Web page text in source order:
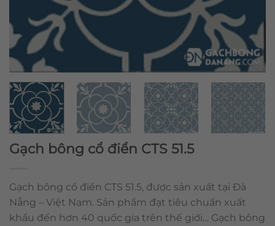
Gạch bông cổ điển CTS 51.5
Gạch bông cổ điển CTS 51.5, được sản xuất tại Đà
Nẵng – Việt Nam. Sản phẩm đạt tiêu chuẩn xuất
khẩu đến hơn 40 quốc gia trên thế giới… Gạch bông